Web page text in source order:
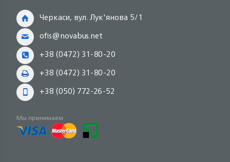
Черкаси, вул. Лук'янова 5/1
ofis@novabus.net
+38 (0472) 31-80-20
+38 (0472) 31-80-20
+38 (050) 772-26-52
Мы принимаем